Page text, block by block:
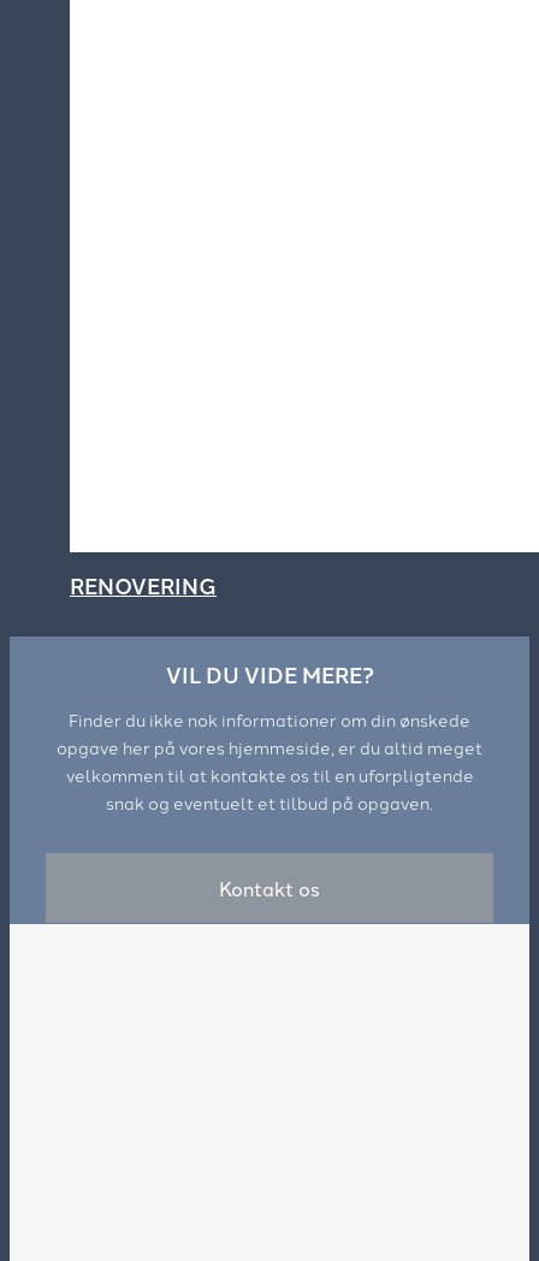
RENOVERING
VIL DU VIDE MERE?
Finder du ikke nok informationer om din ønskede
opgave her på vores hjemmeside, er du altid meget
velkommen til at kontakte os til en uforpligtende
snak og eventuelt et tilbud på opgaven.
Kontakt os